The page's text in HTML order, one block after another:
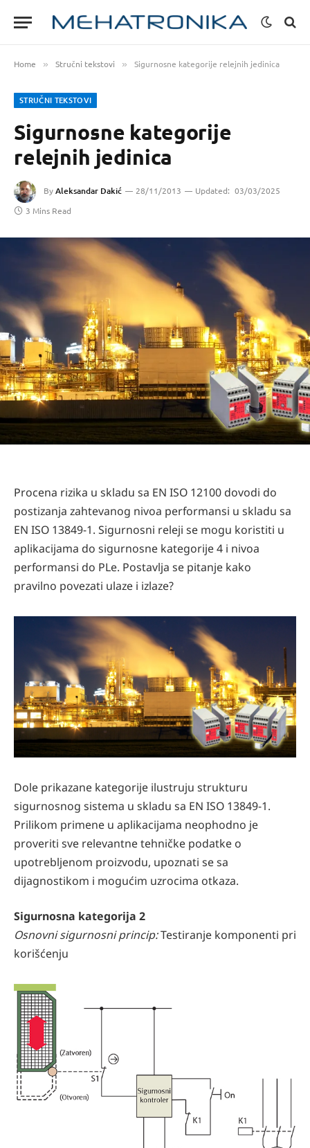
Home » Stručni tekstovi » Sigurnosne kategorije relejnih jedinica
STRUČNI TEKSTOVI
Sigurnosne kategorije
relejnih jedinica
ByAleksandar Dakić 28/11/2013 Updated: 03/03/2025
3 Mins Read
Procena rizika u skladu sa EN ISO 12100 dovodi do
postizanja zahtevanog nivoa performansi u skladu sa
EN ISO 13849-1. Sigurnosni releji se mogu koristiti u
aplikacijama do sigurnosne kategorije 4 i nivoa
performansi do PLe. Postavlja se pitanje kako
pravilno povezati ulaze i izlaze?
Dole prikazane kategorije ilustruju strukturu
sigurnosnog sistema u skladu sa EN ISO 13849-1.
Prilikom primene u aplikacijama neophodno je
proveriti sve relevantne tehničke podatke o
upotrebljenom proizvodu, upoznati se sa
dijagnostikom i mogućim uzrocima otkaza.
Sigurnosna kategorija 2
Osnovni sigurnosni princip:Testiranje komponenti pri
korišćenju